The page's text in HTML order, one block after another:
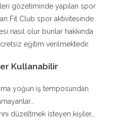
gözetiminde yapılan spor
Fit Club spor aktivitesinde
nasıl olur bunlar hakkında
eğitim verilmektedir.
Kullanabilir
yoğun iş temposundan
düzeltmek isteyen kişiler…